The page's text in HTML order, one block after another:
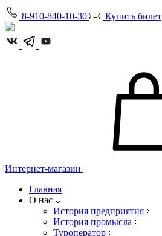
8-910-840-10-30 Купить билет
Интернет-магазин
Главная
О нас
История предприятия
История промысла
Туроператор